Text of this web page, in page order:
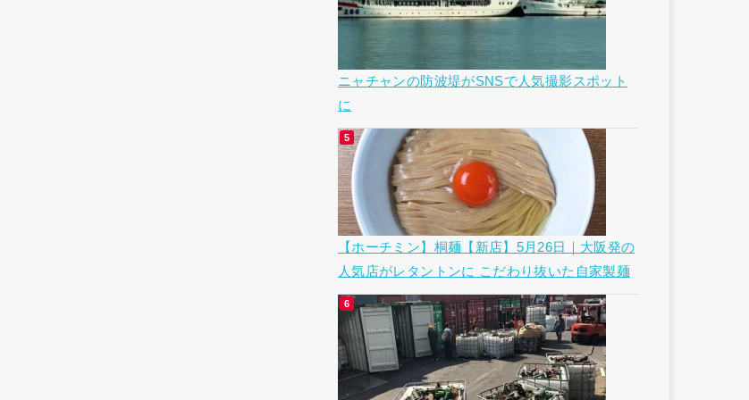
ニャチャンの防波堤がSNSで人気撮影スポット
に
【ホーチミン】桐麺【新店】5月26日｜大阪発の
人気店がレタントンに こだわり抜いた自家製麺